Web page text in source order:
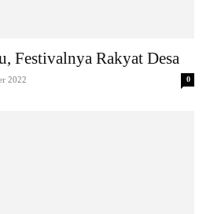
Festivalnya Rakyat Desa
2022 0